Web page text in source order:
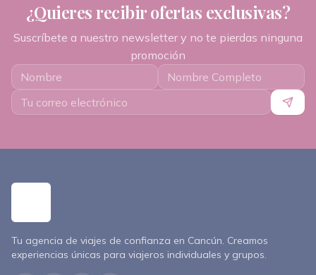
¿Quieres recibir ofertas exclusivas?
Suscríbete a nuestro newsletter y no te pierdas ninguna
promoción
Tu agencia de viajes de confianza en Cancún. Creamos
experiencias únicas para viajeros individuales y grupos.